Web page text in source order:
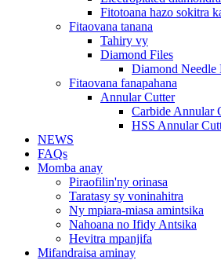
Fitotoana hazo sokitra
Fitaovana tanana
Tahiry vy
Diamond Files
Diamond Needle
Fitaovana fanapahana
Annular Cutter
Carbide Annular
HSS Annular
NEWS
FAQs
Momba anay
Piraofilin'ny orinasa
Taratasy sy voninahitra
Ny mpiara-miasa amintsika
Nahoana no Ifidy Antsika
Hevitra mpanjifa
Mifandraisa aminay